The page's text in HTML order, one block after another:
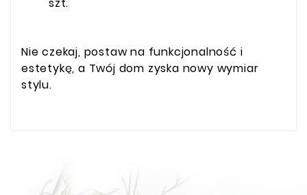
Nie czekaj, postaw na funkcjonalność i
estetykę, a Twój dom zyska nowy wymiar
stylu.